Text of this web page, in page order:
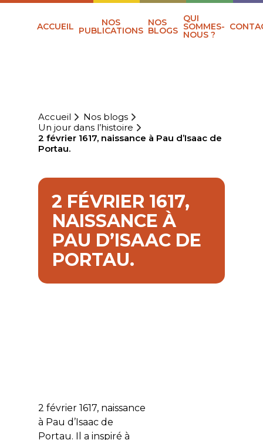
ACCUEIL NOS
PUBLICATIONS
NOS
BLOGS
QUI
SOMMES-
NOUS ?
Accueil
Nos blogs
Un jour dans l’histoire
2 février 1617, naissance à Pau d’Isaac de
Portau.
2 FÉVRIER 1617,
NAISSANCE À
PAU D’ISAAC DE
PORTAU.
2 février 1617, naissance
à Pau d’Isaac de
Portau. Il a inspiré à